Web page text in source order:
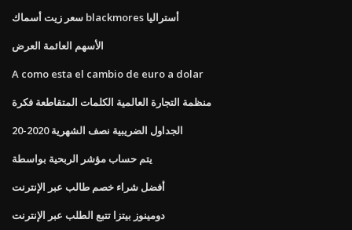
سعر زيت أسماك blackmores أستراليا
الأسهم العائمة العرض
A como esta el cambio de euro a dolar
منظمة التجارة العالمية الكلمات المتقاطعة فكرة
الجداول الضريبية نصف الشهرية 2020-20
يتم حساب مؤشر الربحية بواسطة
أفضل شراء خصم طالب عبر الإنترنت
دومينوز بيتزا تتبع الطلب عبر الإنترنت